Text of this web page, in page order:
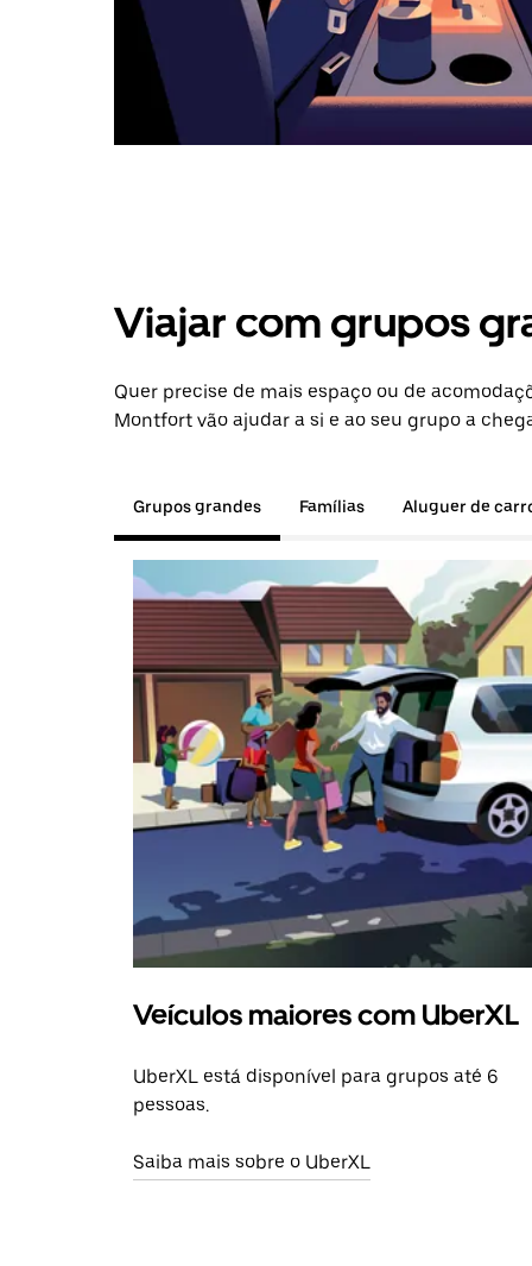
Viajar com grupos
Quer precise de mais espaço ou de
Montfort vão ajudar a si e ao seu grupo a
Grupos grandes Famílias Aluguer de
Veículos maiores com UberXL
UberXL está disponível para grupos até 6
pessoas.
Saiba mais sobre o UberXL